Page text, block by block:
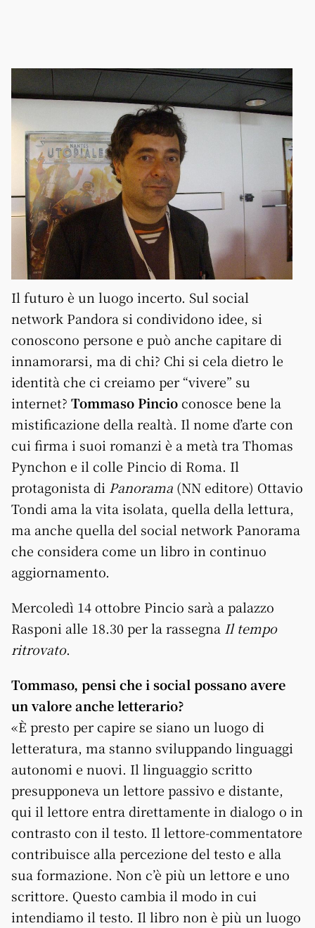
Il futuro è un luogo incerto. Sul social
network Pandora si condividono idee, si
conoscono persone e può anche capitare di
innamorarsi, ma di chi? Chi si cela dietro le
identità che ci creiamo per “vivere” su
internet? Tommaso Pincioconosce bene la
mistificazione della realtà. Il nome d’arte con
cui firma i suoi romanzi è a metà tra Thomas
Pynchon e il colle Pincio di Roma. Il
protagonista di Panorama (NN editore) Ottavio
Tondi ama la vita isolata, quella della lettura,
ma anche quella del social network Panorama
che considera come un libro in continuo
aggiornamento.
Mercoledì 14 ottobre Pincio sarà a palazzo
Rasponi alle 18.30 per la rassegna Il tempo
ritrovato.
Tommaso, pensi che i social possano avere
un valore anche letterario?
«È presto per capire se siano un luogo di
letteratura, ma stanno sviluppando linguaggi
autonomi e nuovi. Il linguaggio scritto
presupponeva un lettore passivo e distante,
qui il lettore entra direttamente in dialogo o in
contrasto con il testo. Il lettore-commentatore
contribuisce alla percezione del testo e alla
sua formazione. Non c’è più un lettore e uno
scrittore. Questo cambia il modo in cui
intendiamo il testo. Il libro non è più un luogo